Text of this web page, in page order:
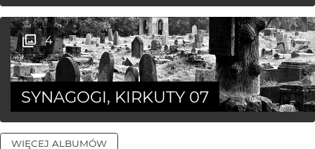
4
SYNAGOGI, KIRKUTY 07
WIĘCEJ ALBUMÓW